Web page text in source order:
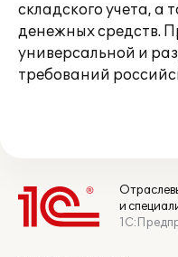
складского учета, а
денежных средств.
универсальной и
требований
и